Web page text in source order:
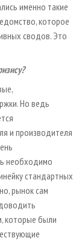
именно такие
которое
сводов. Это
Но ведь
и производителя
необходимо
стандартных
рынок сам
которые были